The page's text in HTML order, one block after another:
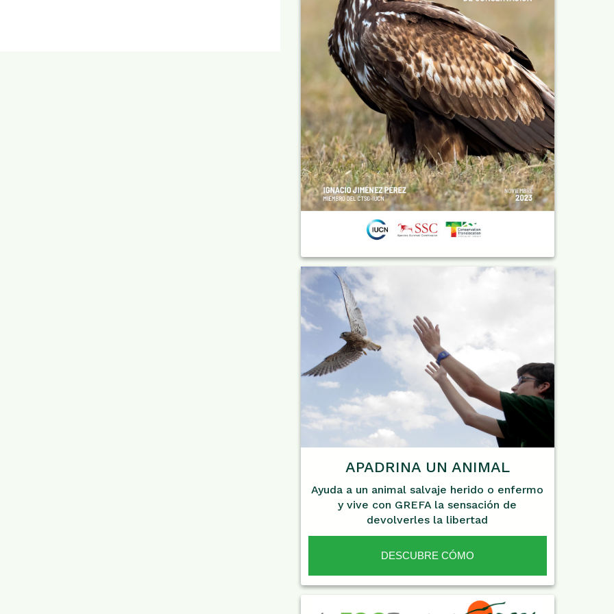
APADRINA UN ANIMAL
Ayuda a un animal salvaje herido o enfermo
y vive con GREFA la sensación de
devolverles la libertad
DESCUBRE CÓMO